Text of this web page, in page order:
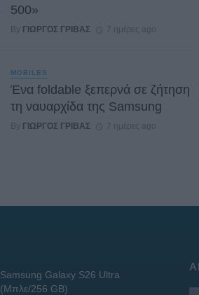
500»
By ΓΙΏΡΓΟΣ ΓΡΊΒΑΣ 7 ημέρες ago
MOBILES
Ένα foldable ξεπερνά σε ζήτηση
τη ναυαρχίδα της Samsung
By ΓΙΏΡΓΟΣ ΓΡΊΒΑΣ 7 ημέρες ago
Samsung Galaxy S26 Ultra
(Μπλε/256 GB)